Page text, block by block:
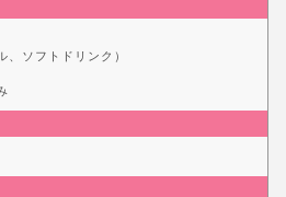
、ソフトドリンク）